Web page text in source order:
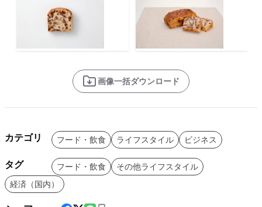
画像一括ダウンロード
カテゴリ フード・飲食 ライフスタイル ビジネス
タグ フード・飲食
その他ライフスタイル
経済（国内）